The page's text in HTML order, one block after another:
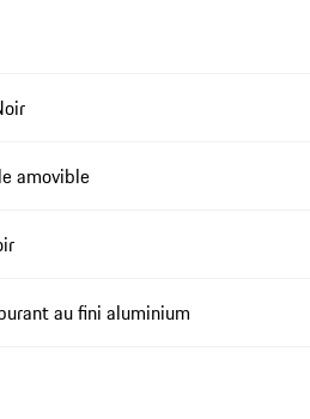
amovible
au fini aluminium